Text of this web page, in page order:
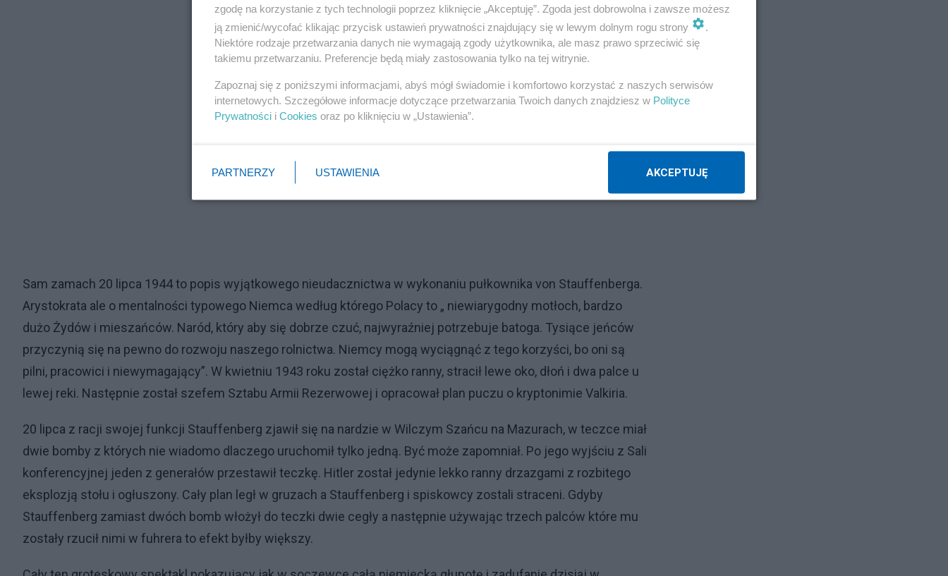
Sam zamach 20 lipca 1944 to popis wyjątkowego nieudacznictwa w wykonaniu pułkownika von Stauffenberga.
Arystokrata ale o mentalności typowego Niemca według którego Polacy to „ niewiarygodny motłoch, bardzo
dużo Żydów i mieszańców. Naród, który aby się dobrze czuć, najwyraźniej potrzebuje batoga. Tysiące jeńców
przyczynią się na pewno do rozwoju naszego rolnictwa. Niemcy mogą wyciągnąć z tego korzyści, bo oni są
pilni, pracowici i niewymagający”. W kwietniu 1943 roku został ciężko ranny, stracił lewe oko, dłoń i dwa palce u
lewej reki. Następnie został szefem Sztabu Armii Rezerwowej i opracował plan puczu o kryptonimie Valkiria.
20 lipca z racji swojej funkcji Stauffenberg zjawił się na nardzie w Wilczym Szańcu na Mazurach, w teczce miał
dwie bomby z których nie wiadomo dlaczego uruchomił tylko jedną. Być może zapomniał. Po jego wyjściu z Sali
konferencyjnej jeden z generałów przestawił teczkę. Hitler został jedynie lekko ranny drzazgami z rozbitego
eksplozją stołu i ogłuszony. Cały plan legł w gruzach a Stauffenberg i spiskowcy zostali straceni. Gdyby
Stauffenberg zamiast dwóch bomb włożył do teczki dwie cegły a następnie używając trzech palców które mu
zostały rzucił nimi w fuhrera to efekt byłby większy.
zgodę na korzystanie z tych technologii poprzez kliknięcie „Akceptuję”. Zgoda jest dobrowolna i zawsze możesz
ją zmienić/wycofać klikając przycisk ustawień prywatności znajdujący się w lewym dolnym rogu strony
.
Niektóre rodzaje przetwarzania danych nie wymagają zgody użytkownika, ale masz prawo sprzeciwić się
takiemu przetwarzaniu. Preferencje będą miały zastosowania tylko na tej witrynie.
Zapoznaj się z poniższymi informacjami, abyś mógł świadomie i komfortowo korzystać z naszych serwisów
internetowych. Szczegółowe informacje dotyczące przetwarzania Twoich danych znajdziesz w Polityce
Prywatności i Cookies oraz po kliknięciu w „Ustawienia”.
PARTNERZY USTAWIENIA AKCEPTUJĘ